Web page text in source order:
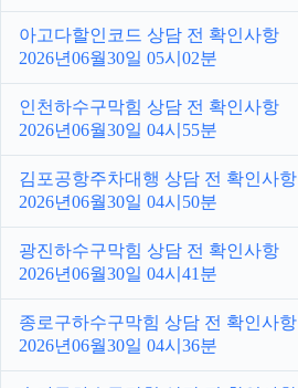
아고다할인코드 상담 전 확인사항
2026년06월30일 05시02분
인천하수구막힘 상담 전 확인사항
2026년06월30일 04시55분
김포공항주차대행 상담 전 확인사항
2026년06월30일 04시50분
광진하수구막힘 상담 전 확인사항
2026년06월30일 04시41분
종로구하수구막힘 상담 전 확인사항
2026년06월30일 04시36분